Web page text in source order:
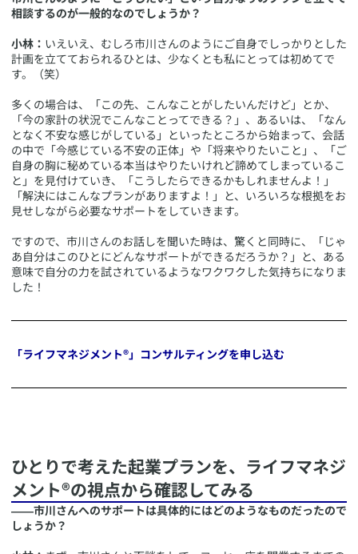
相談するのが一般的なのでしょうか？
小林： いえいえ、むしろ市川さんのようにご自身でしっかりとした
計画を立てておられるひとは、少なくとも私にとっては初めてで
す。（笑）
多くの場合は、「この先、こんなことがしたいんだけど」とか、
「今の家計の状況でこんなことってできる？」、あるいは、「なん
となく不安な感じがしている」といったところから始まって、会話
の中で「今感じている不安の正体」や「将来やりたいこと」、「ご
自身の胸に秘めている本当はやりたいけれど諦めてしまっているこ
と」を見付けていき、「こうしたらできるかもしれませんよ！」
「解決にはこんなプランがありますよ！」と、いろいろな根拠をお
見せしながら必要なサポートをしていきます。
ですので、市川さんのお話しを聞いた時は、驚くと同時に、「じゃ
あ自分はこのひとにどんなサポートができるだろうか？」と、ある
意味で自分の力を試されているようなワクワクした気持ちになりま
した！
「ライフマネジメント®」コンサルティングを申し込む
​ひとりで考えた起業プランを、ライフマネジ
メント®の視点から確認してみる
――市川さんへのサポートは具体的にはどのようなものだったので
しょうか？